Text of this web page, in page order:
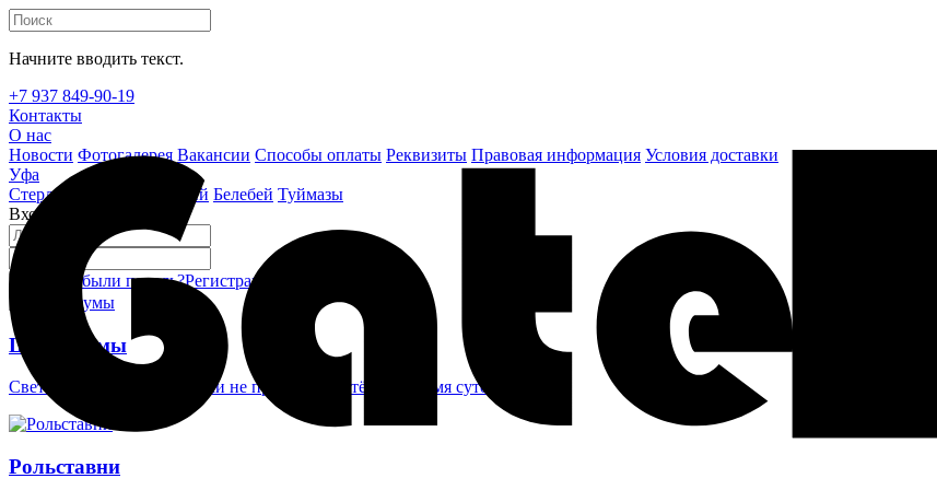
Начните вводить текст.
+7 937 849-90-19
Контакты
О нас
Новости Фотогалерея Вакансии Способы оплаты Реквизиты Правовая информация Условия доставки
Уфа
Стерлитамак
Октябрьский Белебей Туймазы
Вход на сайт
Забыли пароль?Регистрация
Шлагбаумы
Светоотражающие наклейки не проглядеть в тёмное время суток
Рольставни